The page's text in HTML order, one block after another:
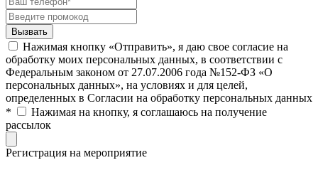
Нажимая кнопку «Отправить», я даю свое согласие на
обработку моих персональных данных, в соответствии с
Федеральным законом от 27.07.2006 года №152-ФЗ «О
персональных данных», на условиях и для целей,
определенных в Согласии на обработку персональных данных
*
Нажимая на кнопку, я соглашаюсь на получение
рассылок
Регистрация на мероприятие